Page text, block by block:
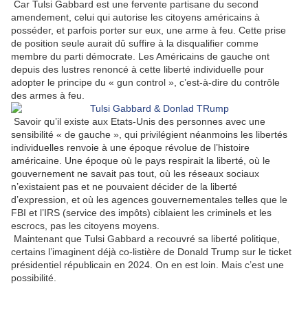
Car Tulsi Gabbard est une fervente partisane du second
amendement, celui qui autorise les citoyens américains à
posséder, et parfois porter sur eux, une arme à feu. Cette prise
de position seule aurait dû suffire à la disqualifier comme
membre du parti démocrate. Les Américains de gauche ont
depuis des lustres renoncé à cette liberté individuelle pour
adopter le principe du « gun control », c’est-à-dire du contrôle
des armes à feu.
Savoir qu’il existe aux Etats-Unis des personnes avec une
sensibilité « de gauche », qui privilégient néanmoins les libertés
individuelles renvoie à une époque révolue de l’histoire
américaine. Une époque où le pays respirait la liberté, où le
gouvernement ne savait pas tout, où les réseaux sociaux
n’existaient pas et ne pouvaient décider de la liberté
d’expression, et où les agences gouvernementales telles que le
FBI et l’IRS (service des impôts) ciblaient les criminels et les
escrocs, pas les citoyens moyens.
Maintenant que Tulsi Gabbard a recouvré sa liberté politique,
certains l’imaginent déjà co-listière de Donald Trump sur le ticket
présidentiel républicain en 2024. On en est loin. Mais c’est une
possibilité.